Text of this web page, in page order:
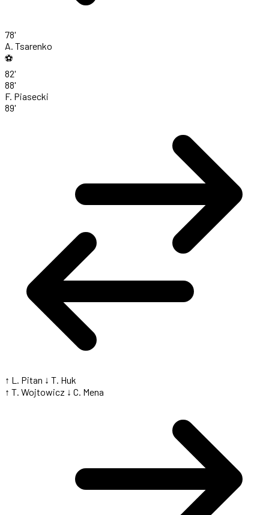
78'
A. Tsarenko
⚽
82'
88'
F. Piasecki
89'
↑ L. Pitan ↓ T. Huk
↑ T. Wojtowicz ↓ C. Mena